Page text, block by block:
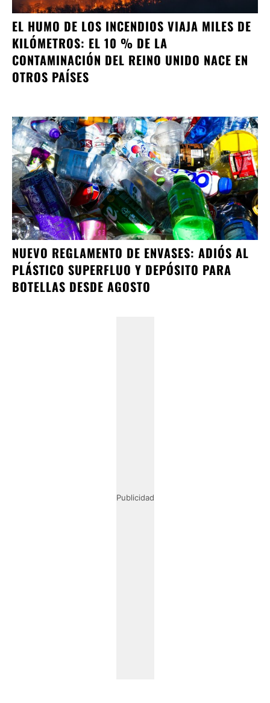
EL HUMO DE LOS INCENDIOS VIAJA MILES DE
KILÓMETROS: EL 10 % DE LA
CONTAMINACIÓN DEL REINO UNIDO NACE EN
OTROS PAÍSES
NUEVO REGLAMENTO DE ENVASES: ADIÓS AL
PLÁSTICO SUPERFLUO Y DEPÓSITO PARA
BOTELLAS DESDE AGOSTO
Publicidad